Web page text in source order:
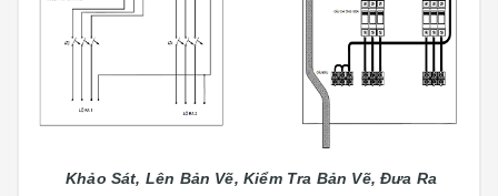
Khảo Sát, Lên Bản Vẽ, Kiểm Tra Bản Vẽ, Đưa Ra